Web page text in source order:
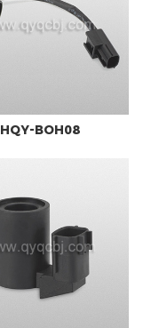
HQY-BOH08